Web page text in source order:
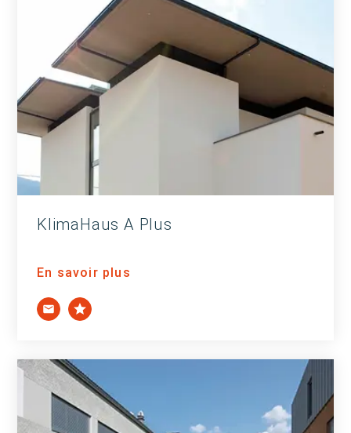
KlimaHaus A Plus
En savoir plus